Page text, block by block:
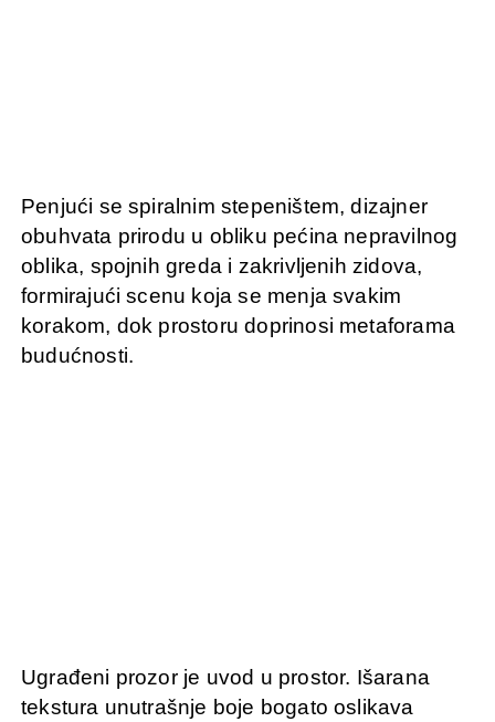
Penjući se spiralnim stepeništem, dizajner
obuhvata prirodu u obliku pećina nepravilnog
oblika, spojnih greda i zakrivljenih zidova,
formirajući scenu koja se menja svakim
korakom, dok prostoru doprinosi metaforama
budućnosti.
Ugrađeni prozor je uvod u prostor. Išarana
tekstura unutrašnje boje bogato oslikava